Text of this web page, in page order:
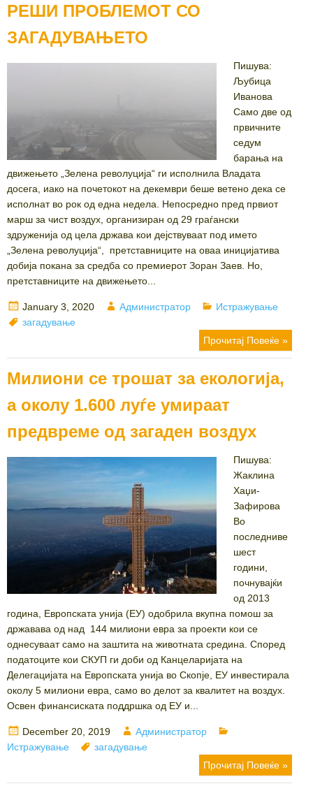
РЕШИ ПРОБЛЕМОТ СО
ЗАГАДУВАЊЕТО
Пишува:
Љубица
Иванова
Само две од
првичните
седум
барања на
движењето „Зелена револуција“ ги исполнила Владата
досега, иако на почетокот на декември беше ветено дека се
исполнат во рок од една недела. Непосредно пред првиот
марш за чист воздух, организиран од 29 граѓански
здруженија од цела држава кои дејствуваат под името
„Зелена револуција“, претставниците на оваа иницијатива
добија покана за средба со премиерот Зоран Заев. Но,
претставниците на движењето...
Posted
on
January 3, 2020 Author
Администратор Categories
Истражување
Tags
загадување
Прочитај Повеќе »
Милиони се трошат за екологија,
а околу 1.600 луѓе умираат
предвреме од загаден воздух
Пишува:
Жаклина
Хаџи-
Зафирова
Во
последниве
шест
години,
почнувајќи
од 2013
година, Европската унија (ЕУ) одобрила вкупна помош за
државава од над 144 милиони евра за проекти кои се
однесуваат само на заштита на животната средина. Според
податоците кои СКУП ги доби од Канцеларијата на
Делегацијата на Европската унија во Скопје, ЕУ инвестирала
околу 5 милиони евра, само во делот за квалитет на воздух.
Освен финансиската поддршка од ЕУ и...
Posted
on
December 20, 2019 Author
Администратор
Истражување
Tags
загадување
Прочитај Повеќе »